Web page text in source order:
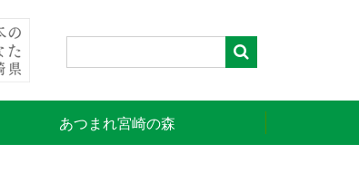
あつまれ宮崎の森